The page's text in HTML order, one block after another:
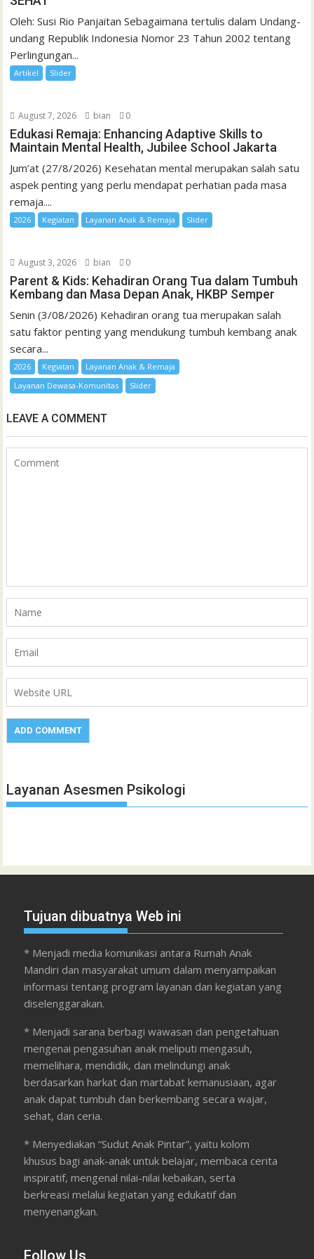
Oleh: Susi Rio Panjaitan Sebagaimana tertulis dalam Undang-
undang Republik Indonesia Nomor 23 Tahun 2002 tentang
Perlingungan...
Artikel Slider
August 7, 2026 bian 0
Edukasi Remaja: Enhancing Adaptive Skills to
Maintain Mental Health, Jubilee School Jakarta
Jum’at (27/8/2026) Kesehatan mental merupakan salah satu
aspek penting yang perlu mendapat perhatian pada masa
remaja....
2026 Kegiatan Layanan Anak & Remaja Slider
August 3, 2026 bian 0
Parent & Kids: Kehadiran Orang Tua dalam Tumbuh
Kembang dan Masa Depan Anak, HKBP Semper
Senin (3/08/2026) Kehadiran orang tua merupakan salah
satu faktor penting yang mendukung tumbuh kembang anak
secara...
2026 Kegiatan
Layanan Anak & Remaja
Layanan Dewasa-Komunitas
Slider
LEAVE A COMMENT
Layanan Asesmen Psikologi
Tujuan dibuatnya Web ini
* Menjadi media komunikasi antara Rumah Anak
Mandiri dan masyarakat umum dalam menyampaikan
informasi tentang program layanan dan kegiatan yang
diselenggarakan.
* Menjadi sarana berbagi wawasan dan pengetahuan
mengenai pengasuhan anak meliputi mengasuh,
memelihara, mendidik, dan melindungi anak
berdasarkan harkat dan martabat kemanusiaan, agar
anak dapat tumbuh dan berkembang secara wajar,
sehat, dan ceria.
* Menyediakan “Sudut Anak Pintar”, yaitu kolom
khusus bagi anak-anak untuk belajar, membaca cerita
inspiratif, mengenal nilai-nilai kebaikan, serta
berkreasi melalui kegiatan yang edukatif dan
menyenangkan.